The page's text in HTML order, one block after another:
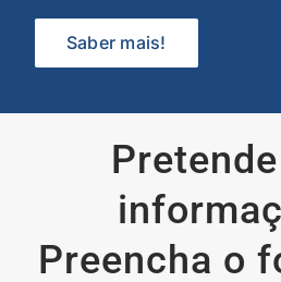
Saber mais!
Preencha o